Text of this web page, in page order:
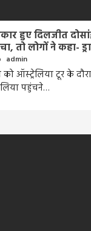
हुए दिलजीत
तो लोगों ने कहा-
admin
ऑस्ट्रेलिया टूर के
पहुंचने…